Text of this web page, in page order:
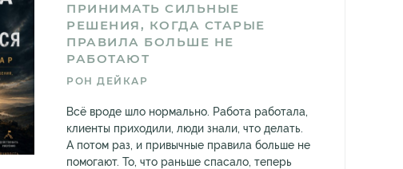
ПРИНИМАТЬ СИЛЬНЫЕ
РЕШЕНИЯ, КОГДА СТАРЫЕ
ПРАВИЛА БОЛЬШЕ НЕ
РАБОТАЮТ
РОН ДЕЙКАР
Всё вроде шло нормально. Работа работала,
клиенты приходили, люди знали, что делать.
А потом раз, и привычные правила больше не
помогают. То, что раньше спасало, теперь